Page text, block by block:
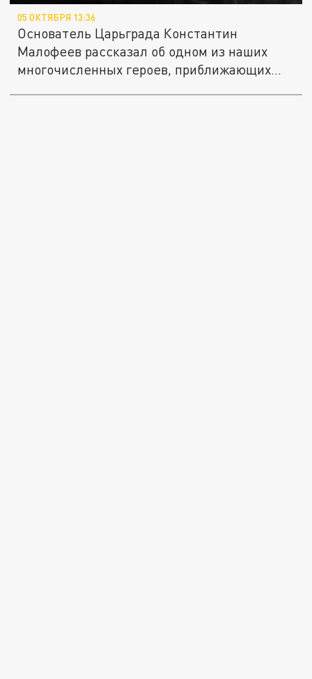
05 ОКТЯБРЯ 13:36
Основатель Царьграда Константин
Малофеев рассказал об одном из наших
многочисленных героев, приближающих...